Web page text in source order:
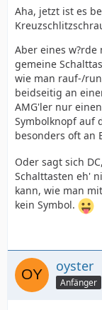
Aha, jetzt ist es
Aber eines
gemeine
wie man rauf-/
beidseitig an
AMG'ler nur
Symbolknopf auf
besonders oft an
Oder sagt sich
Schalttasten eh'
kann, wie man
kein Symbol.
oyster
Anfänger